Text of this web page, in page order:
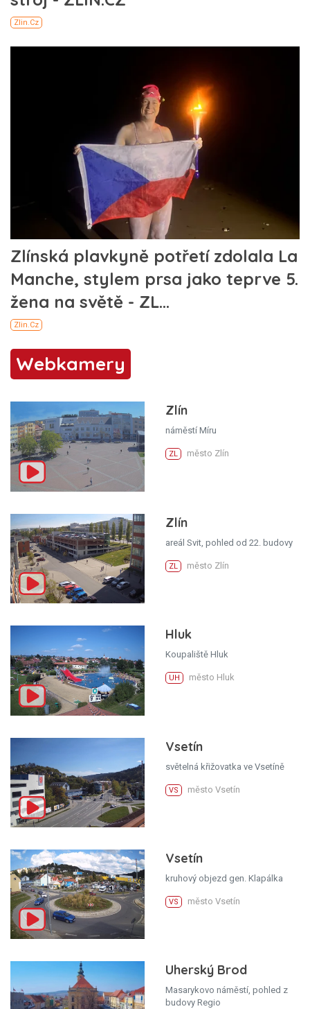
Webkamery
Zlín
náměstí Míru
ZL město Zlín
Zlín
areál Svit, pohled od 22. budovy
ZL město Zlín
Hluk
Koupaliště Hluk
UH město Hluk
Vsetín
světelná křižovatka ve Vsetíně
VS město Vsetín
Vsetín
kruhový objezd gen. Klapálka
VS město Vsetín
Uherský Brod
Masarykovo náměstí, pohled z
budovy Regio